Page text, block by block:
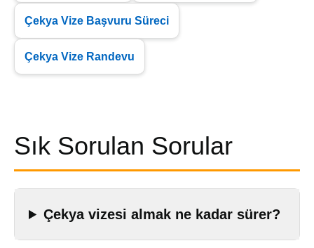
Çekya Vize Başvuru Süreci
Çekya Vize Randevu
Sık Sorulan Sorular
Çekya vizesi almak ne kadar sürer?